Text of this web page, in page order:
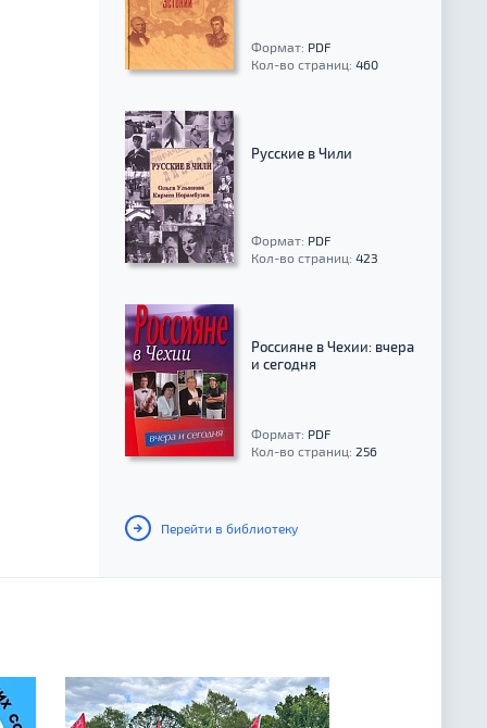
Формат: PDF
Кол-во страниц: 460
Русские в Чили
Формат: PDF
Кол-во страниц: 423
Россияне в Чехии: вчера
и сегодня
Формат: PDF
Кол-во страниц: 256
Перейти в библиотеку